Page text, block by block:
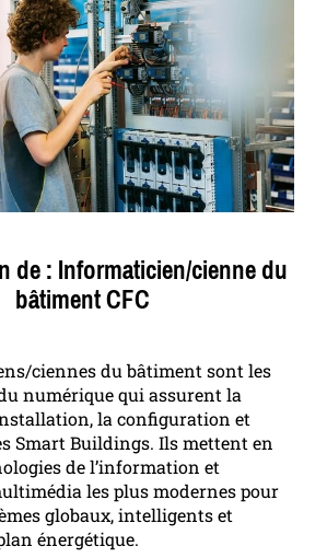
de : Informaticien/cienne du
bâtiment CFC
ciennes du bâtiment sont les
numérique qui assurent la
la configuration et
Smart Buildings. Ils mettent en
de l’information et
les plus modernes pour
globaux, intelligents et
énergétique.